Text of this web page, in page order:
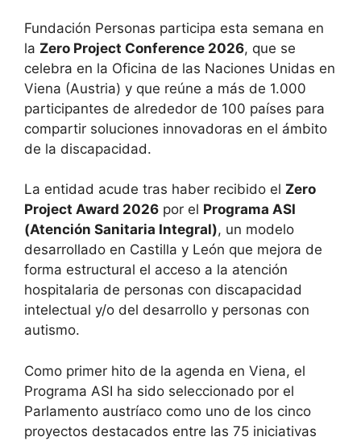
Fundación Personas participa esta semana en
la Zero Project Conference 2026, que se
celebra en la Oficina de las Naciones Unidas en
Viena (Austria) y que reúne a más de 1.000
participantes de alrededor de 100 países para
compartir soluciones innovadoras en el ámbito
de la discapacidad.
La entidad acude tras haber recibido el Zero
Project Award 2026 por el Programa ASI
(Atención Sanitaria Integral), un modelo
desarrollado en Castilla y León que mejora de
forma estructural el acceso a la atención
hospitalaria de personas con discapacidad
intelectual y/o del desarrollo y personas con
autismo.
Como primer hito de la agenda en Viena, el
Programa ASI ha sido seleccionado por el
Parlamento austríaco como uno de los cinco
proyectos destacados entre las 75 iniciativas